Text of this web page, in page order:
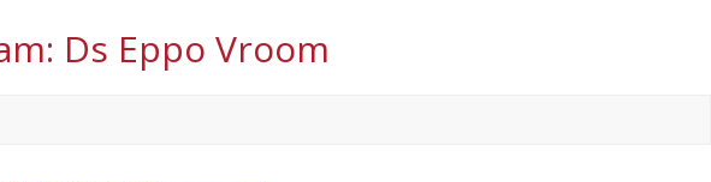
Ds Eppo Vroom